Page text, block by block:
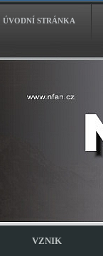
ÚVODNÍ STRÁNKA
VZNIK